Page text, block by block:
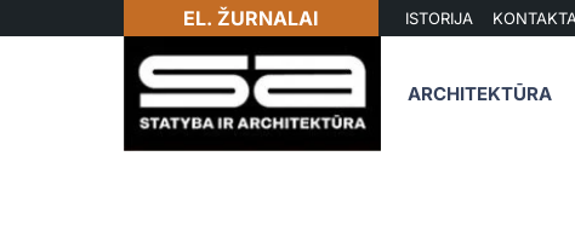
EL. ŽURNALAI ISTORIJA
ARCHITEKTŪRA